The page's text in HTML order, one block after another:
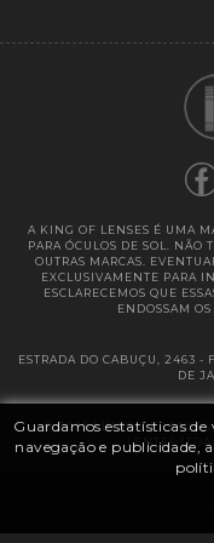
Guardamos estatísticas
navegação e publicidade,
A KING OF LENSES É UMA
PARA ÓCULOS DE SOL. NÃO
OUTRAS MARCAS.
EXCLUSIVAMENTE PARA
ESCLARECEMOS QUE
ENDOSSAM
ESTRADA DO CABUÇU, 2463 -
DE
@ 2025 | KING OF
LENTES